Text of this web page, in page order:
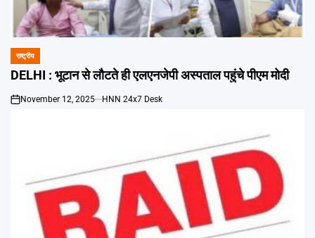
POSTED
IN
राष्ट्रीय
DELHI : भूटान से लौटते ही एलएनजेपी अस्पताल पहुंचे पीएम मोदी
on
November 12, 2025 HNN 24x7 Desk